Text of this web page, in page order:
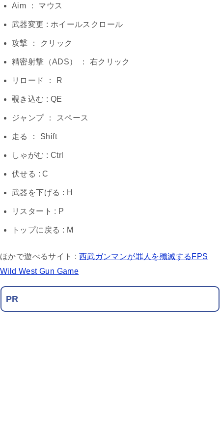
Aim ： マウス
武器変更 : ホイールスクロール
攻撃 ： クリック
精密射撃（ADS） ： 右クリック
リロード ： R
覗き込む : QE
ジャンプ ： スペース
走る ： Shift
しゃがむ : Ctrl
伏せる : C
武器を下げる : H
リスタート : P
トップに戻る : M
ほかで遊べるサイト : 西武ガンマンが罪人を殲滅するFPS
Wild West Gun Game
PR